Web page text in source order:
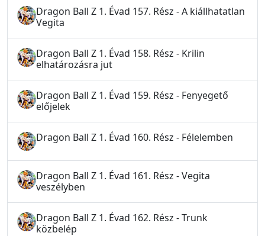
Dragon Ball Z 1. Évad 157. Rész - A kiállhatatlan
Vegita
Dragon Ball Z 1. Évad 158. Rész - Krilin
elhatározásra jut
Dragon Ball Z 1. Évad 159. Rész - Fenyegető
előjelek
Dragon Ball Z 1. Évad 160. Rész - Félelemben
Dragon Ball Z 1. Évad 161. Rész - Vegita
veszélyben
Dragon Ball Z 1. Évad 162. Rész - Trunk
közbelép